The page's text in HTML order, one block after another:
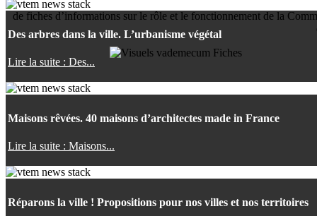
Des arbres dans la ville. L’urbanisme végétal
Lire la suite : Des...
Maisons rêvées. 40 maisons d’architectes made in France
Lire la suite : Maisons...
Réparons la ville ! Propositions pour nos villes et nos territoires
de fiches d’informations sur le rôle et le fonctionnement de la